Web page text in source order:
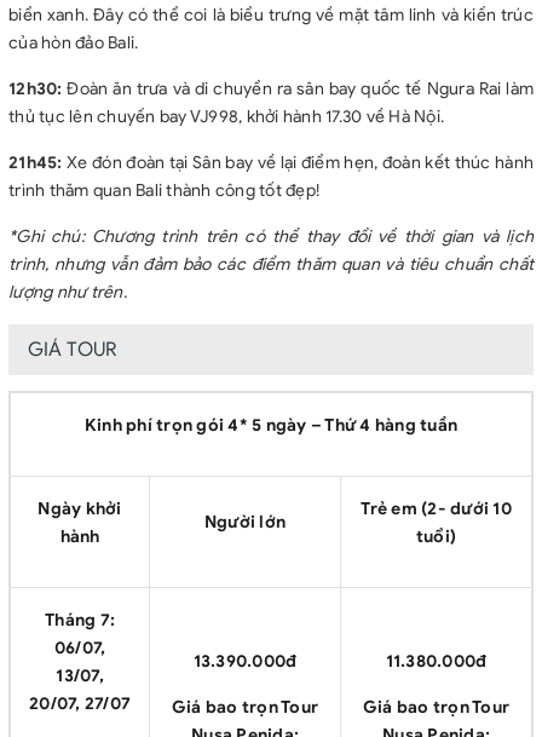
biển xanh. Đây có thể coi là biểu trưng về mặt tâm linh và kiến trúc
của hòn đảo Bali.
12h30: Đoàn ăn trưa và di chuyển ra sân bay quốc tế Ngura Rai làm
thủ tục lên chuyến bay VJ998, khởi hành 17.30 về Hà Nội.
21h45: Xe đón đoàn tại Sân bay về lại điểm hẹn, đoàn kết thúc hành
trình thăm quan Bali thành công tốt đẹp!
*Ghi chú: Chương trình trên có thể thay đổi về thời gian và lịch
trình, nhưng vẫn đảm bảo các điểm thăm quan và tiêu chuẩn chất
lượng như trên.
GIÁ TOUR
Kinh phí trọn gói 4* 5 ngày – Thứ 4 hàng tuần
Ngày khởi
hành
Người lớn
Trẻ em (2- dưới 10
tuổi)
Tháng 7:
06/07,
13/07,
20/07, 27/07
13.390.000đ
Giá bao trọn Tour
11.380.000đ
Giá bao trọn Tour